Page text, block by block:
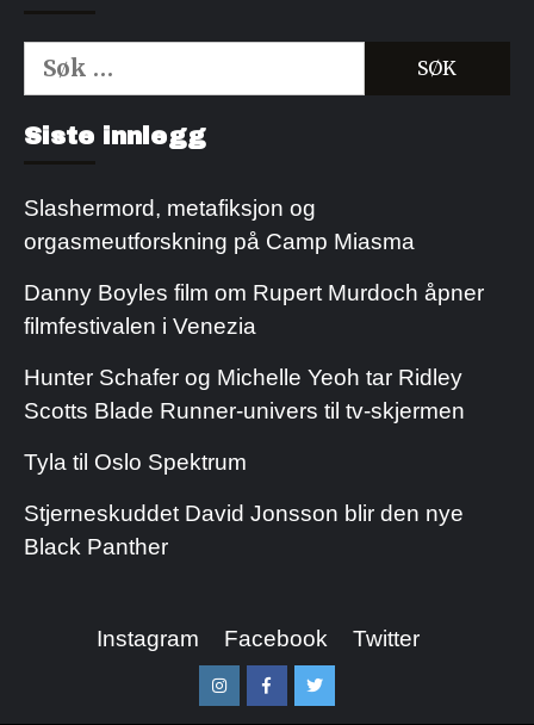
Søk
etter:
Siste innlegg
Slashermord, metafiksjon og
orgasmeutforskning på Camp Miasma
Danny Boyles film om Rupert Murdoch åpner
filmfestivalen i Venezia
Hunter Schafer og Michelle Yeoh tar Ridley
Scotts Blade Runner-univers til tv-skjermen
Tyla til Oslo Spektrum
Stjerneskuddet David Jonsson blir den nye
Black Panther
Instagram Facebook Twitter
InstagramFacebookTwitter